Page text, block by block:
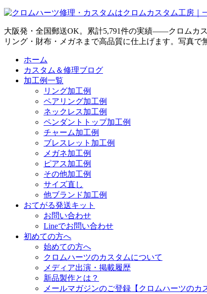
大阪発・全国郵送OK。累計5,791件の実績——クロムカ
リング・財布・メガネまで高品質に仕上げます。写真で
ホーム
カスタム＆修理ブログ
加工例一覧
リング加工例
ペアリング加工例
ネックレス加工例
ペンダントトップ加工例
チャーム加工例
ブレスレット加工例
メガネ加工例
ピアス加工例
その他加工例
サイズ直し
他ブランド加工例
おてがる発送キット
お問い合わせ
Lineでお問い合わせ
初めての方へ
始めての方へ
クロムハーツのカスタムについて
メディア出演・掲載履歴
新品製作とは？
メールマガジンのご登録【クロムハーツのカ